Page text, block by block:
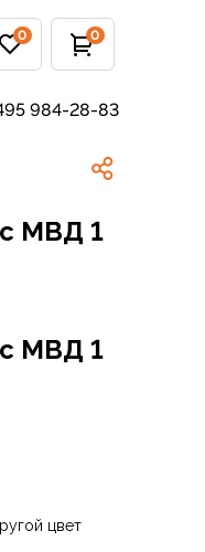
0 0
984-28-83
МВД 1
цвет
МВД 1